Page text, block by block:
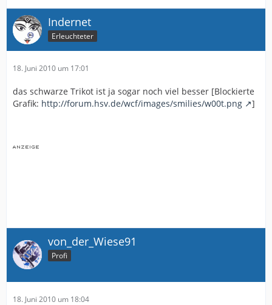
Indernet
Erleuchteter
18. Juni 2010 um 17:01
das schwarze Trikot ist ja sogar noch viel besser [Blockierte
Grafik: http://forum.hsv.de/wcf/images/smilies/w00t.png ]
von_der_Wiese91
Profi
18. Juni 2010 um 18:04